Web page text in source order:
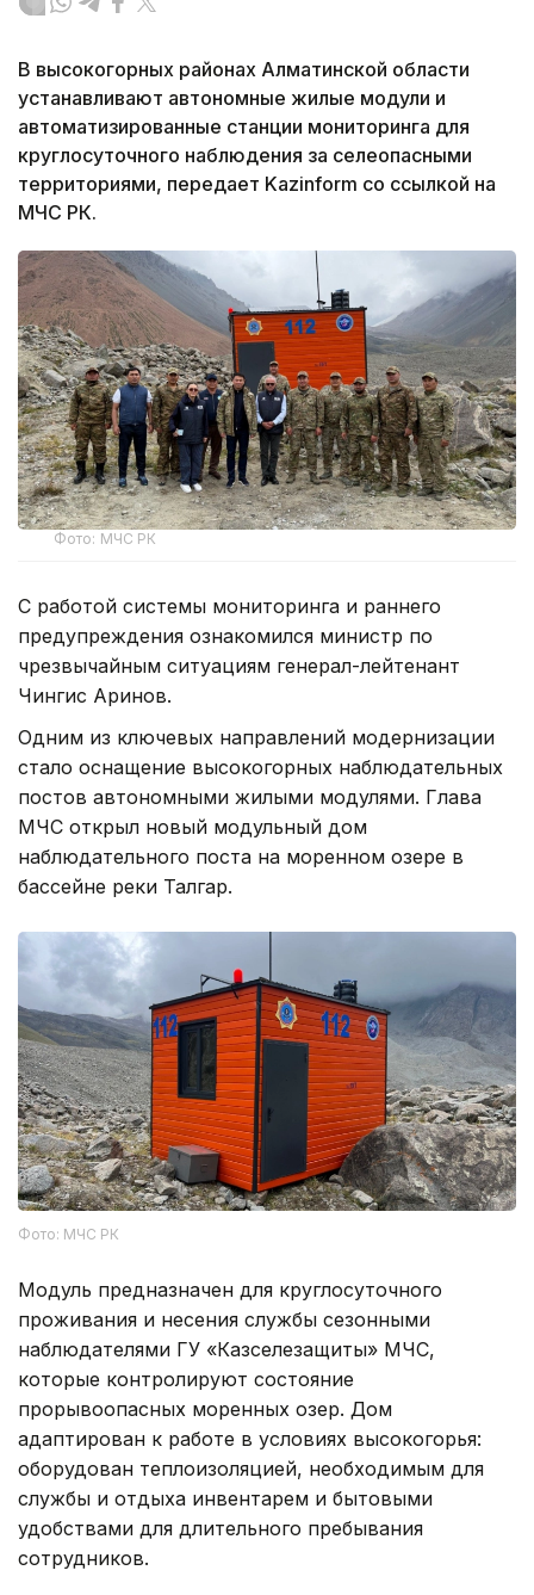
В высокогорных районах Алматинской области
устанавливают автономные жилые модули и
автоматизированные станции мониторинга для
круглосуточного наблюдения за селеопасными
территориями, передает Kazinform со ссылкой на
МЧС РК.
Фото: МЧС РК
С работой системы мониторинга и раннего
предупреждения ознакомился министр по
чрезвычайным ситуациям генерал-лейтенант
Чингис Аринов.
Одним из ключевых направлений модернизации
стало оснащение высокогорных наблюдательных
постов автономными жилыми модулями. Глава
МЧС открыл новый модульный дом
наблюдательного поста на моренном озере в
бассейне реки Талгар.
Фото: МЧС РК
Модуль предназначен для круглосуточного
проживания и несения службы сезонными
наблюдателями ГУ «Казселезащиты» МЧС,
которые контролируют состояние
прорывоопасных моренных озер. Дом
адаптирован к работе в условиях высокогорья:
оборудован теплоизоляцией, необходимым для
службы и отдыха инвентарем и бытовыми
удобствами для длительного пребывания
сотрудников.